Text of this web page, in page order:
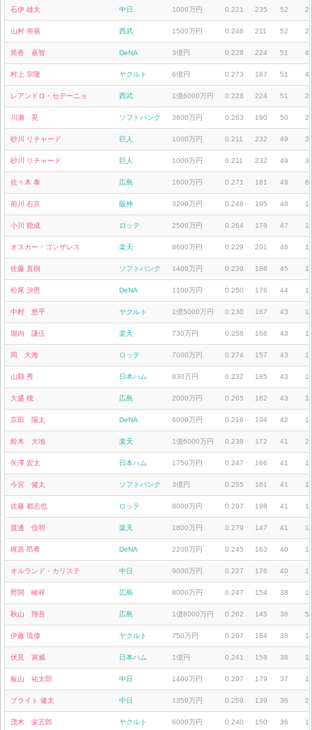
石伊 雄太 中日 1000万円 0.221 235 52
山村 崇嘉 西武 1500万円 0.246 211 52
筒香 嘉智 DeNA 3億円 0.228 224 51
村上 宗隆 ヤクルト 6億円 0.273 187 51
レアンドロ・セデーニョ 西武 1億6000万円 0.228 224 51
川瀬 晃 ソフトバンク 3800万円 0.263 190 50
砂川 リチャード 巨人 1000万円 0.211 232 49
砂川 リチャード 巨人 1000万円 0.211 232 49
佐々木 泰 広島 1600万円 0.271 181 49 6
前川 右京 阪神 3200万円 0.246 195 48
小川 龍成 ロッテ 2500万円 0.264 178 47
オスカー・ゴンザレス 楽天 8600万円 0.229 201 46
佐藤 直樹 ソフトバンク 1400万円 0.239 188 45
松尾 汐恩 DeNA 1100万円 0.250 176 44
中村 悠平 ヤクルト 1億5000万円 0.230 187 43 11
堀内 謙伍 楽天 730万円 0.256 168 43
岡 大海 ロッテ 7000万円 0.274 157 43
山縣 秀 日本ハム 830万円 0.232 185 43 11
大盛 穂 広島 2000万円 0.265 162 43 11
京田 陽太 DeNA 6000万円 0.216 194 42
鈴木 大地 楽天 1億6000万円 0.238 172 41
矢澤 宏太 日本ハム 1750万円 0.247 166 41
今宮 健太 ソフトバンク 3億円 0.255 161 41
佐藤 都志也 ロッテ 8000万円 0.207 198 41
渡邊 佳明 楽天 1800万円 0.279 147 41
梶原 昂希 DeNA 2200万円 0.245 163 40
オルランド・カリステ 中日 9000万円 0.227 176 40
野間 峻祥 広島 8000万円 0.247 154 38
秋山 翔吾 広島 1億8000万円 0.262 145 38 5
伊藤 琉偉 ヤクルト 750万円 0.207 184 38
伏見 寅威 日本ハム 1億円 0.241 158 38 11
板山 祐太郎 中日 1400万円 0.207 179 37
ブライト 健太 中日 1350万円 0.259 139 36
茂木 栄五郎 ヤクルト 6000万円 0.240 150 36